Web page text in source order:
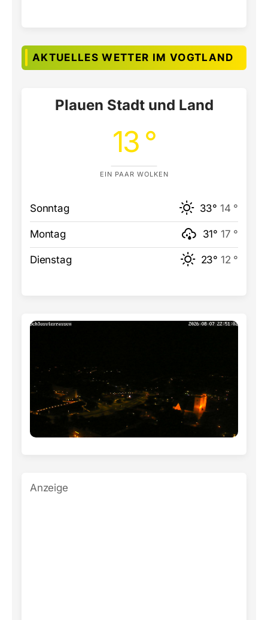
AKTUELLES WETTER IM VOGTLAND
Plauen Stadt und Land
13 °
EIN PAAR WOLKEN
Sonntag 33° 14 °
Montag 31° 17 °
Dienstag 23° 12 °
Anzeige